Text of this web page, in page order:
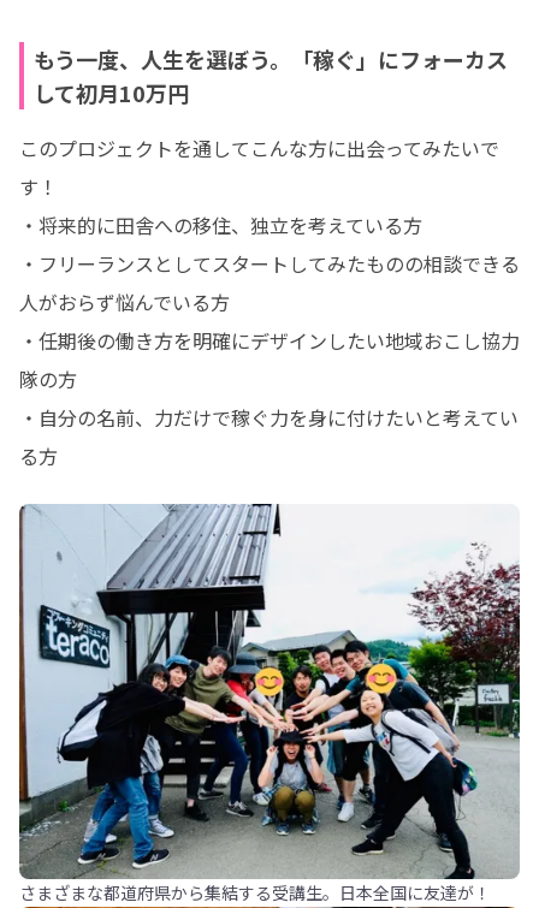
もう一度、人生を選ぼう。「稼ぐ」にフォーカス
して初月10万円
このプロジェクトを通してこんな方に出会ってみたいで
す！
・将来的に田舎への移住、独立を考えている方
・フリーランスとしてスタートしてみたものの相談できる
人がおらず悩んでいる方
・任期後の働き方を明確にデザインしたい地域おこし協力
隊の方
・自分の名前、力だけで稼ぐ力を身に付けたいと考えてい
る方
さまざまな都道府県から集結する受講生。日本全国に友達が！